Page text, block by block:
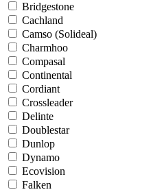
Bridgestone
Cachland
Camso (Solideal)
Charmhoo
Compasal
Continental
Cordiant
Crossleader
Delinte
Doublestar
Dunlop
Dynamo
Ecovision
Falken